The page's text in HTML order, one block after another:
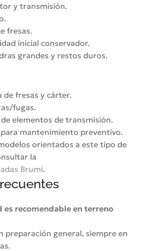
y transmisión.
fresas.
inicial conservador.
grandes y restos duros.
de fresas y cárter.
fugas.
elementos de transmisión.
mantenimiento preventivo.
orientados a este tipo de
la
Brumi.
es recomendable en terreno
preparación general, siempre en